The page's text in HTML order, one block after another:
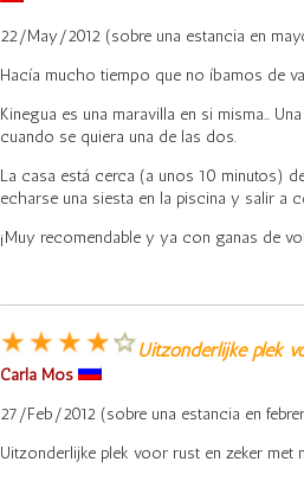
22/May/2012 (sobre una estancia en
Hacía mucho tiempo que no íbamos de
Kinegua es una maravilla en si misma…
cuando se quiera una de las dos.
La casa está cerca (a unos 10 minutos)
echarse una siesta en la piscina y salir a
¡Muy recomendable y ya con ganas de
Uitzonderlijke plek
Carla Mos
27/Feb/2012 (sobre una estancia en
Uitzonderlijke plek voor rust en zeker met